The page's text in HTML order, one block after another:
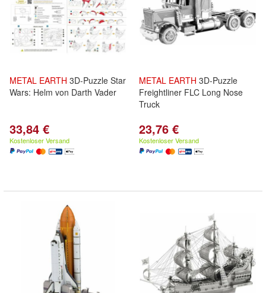
METAL EARTH 3D-Puzzle Star
Wars: Helm von Darth Vader
33,84 €
Kostenloser Versand
METAL EARTH 3D-Puzzle
Freightliner FLC Long Nose
Truck
23,76 €
Kostenloser Versand